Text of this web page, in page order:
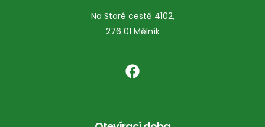
Na Staré cestě 4102,
276 01 Mělník
facebook